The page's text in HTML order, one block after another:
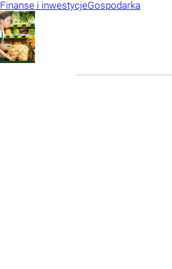
Finanse i inwestycjeGospodarka